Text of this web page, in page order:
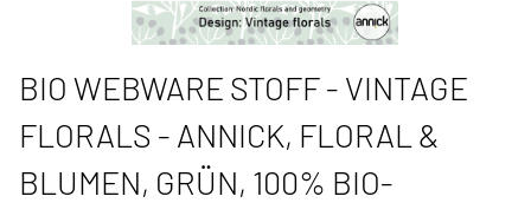
BIO WEBWARE STOFF - VINTAGE
FLORALS - ANNICK, FLORAL &
BLUMEN, GRÜN, 100% BIO-